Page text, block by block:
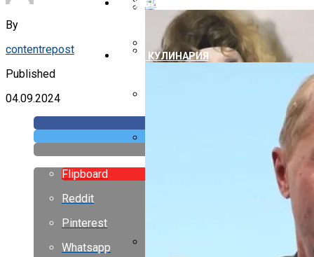
Дизайн Лестничных Пролетов
Дизайн Маленьких Гардеробных
Как Правильно Крыть Крышу
Как Правильно Покрыть Крышу
Утепление Крыши Мансарды
ШОУ-БИЗНЕС
ЕДА И КУЛИНАРИЯ
By
contentrepost
Published
04.09.2024
Flipboard
Reddit
Pinterest
Whatsapp